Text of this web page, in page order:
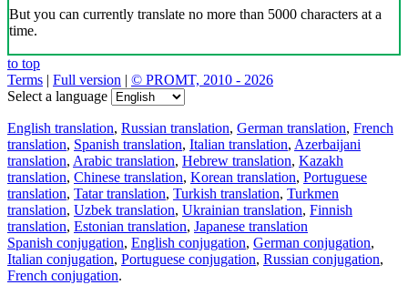
But you can currently translate no more than 5000 characters at a
time.
to top
Terms | Full version | © PROMT, 2010 - 2026
Select a language
English translation, Russian translation, German translation, French
translation, Spanish translation, Italian translation, Azerbaijani
translation, Arabic translation, Hebrew translation, Kazakh
translation, Chinese translation, Korean translation, Portuguese
translation, Tatar translation, Turkish translation, Turkmen
translation, Uzbek translation, Ukrainian translation, Finnish
translation, Estonian translation, Japanese translation
Spanish conjugation, English conjugation, German conjugation,
Italian conjugation, Portuguese conjugation, Russian conjugation,
French conjugation.